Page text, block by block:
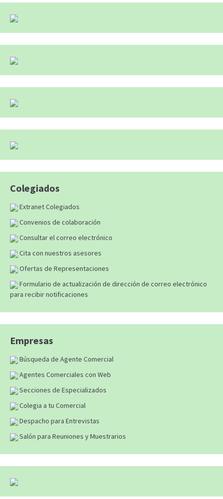
Colegiados
Extranet Colegiados
Convenios de colaboración
Consultar el correo electrónico
Cita con nuestros asesores
Ofertas de Representaciones
Formulario de actualización de dirección de correo electrónico
para recibir notificaciones
Empresas
Búsqueda de Agente Comercial
Agentes Comerciales con Web
Secciones de Especializados
Colegia a tu Comercial
Despacho para Entrevistas
Salón para Reuniones y Muestrarios